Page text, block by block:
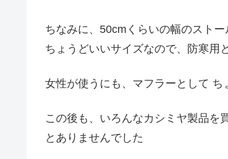
ちなみに、50cmくらいの幅のスト
ちょうどいいサイズなので、防寒用
女性が使うにも、マフラーとして ち
この後も、いろんなカシミヤ製品を
とありませんでした